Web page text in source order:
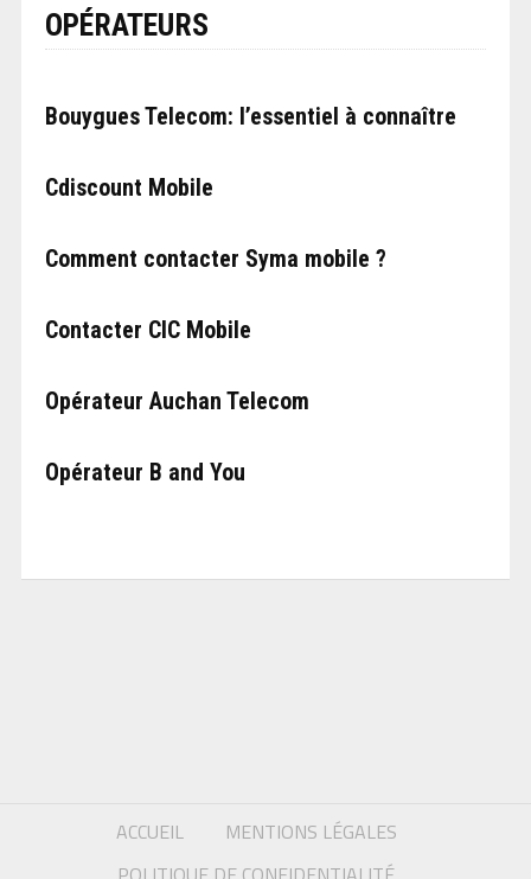
OPÉRATEURS
Bouygues Telecom: l’essentiel à connaître
Cdiscount Mobile
Comment contacter Syma mobile ?
Contacter CIC Mobile
Opérateur Auchan Telecom
Opérateur B and You
ACCUEIL
MENTIONS LÉGALES